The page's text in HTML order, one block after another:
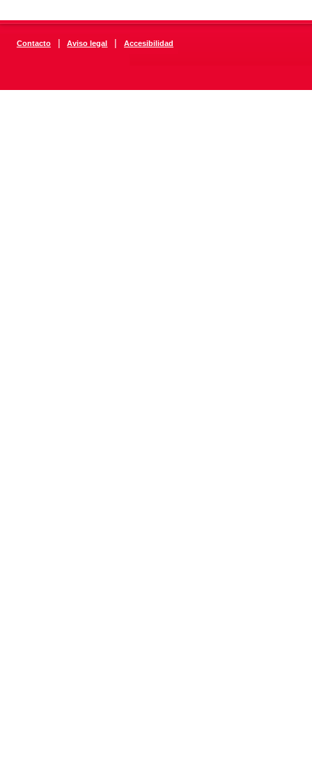
Contacto | Aviso legal | Accesibilidad